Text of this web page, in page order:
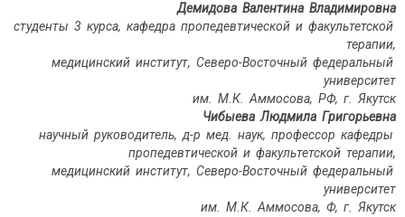
Демидова Валентина Владимировна
студенты 3 курса, кафедра пропедевтической и факультетской
терапии,
медицинский институт, Северо-Восточный федеральный
университет
им. М.К. Аммосова, РФ, г. Якутск
Чибыева Людмила Григорьевна
научный руководитель, д-р мед. наук, профессор кафедры
пропедевтической и факультетской терапии,
медицинский институт, Северо-Восточный федеральный
университет
им. М.К. Аммосова, Ф, г. Якутск